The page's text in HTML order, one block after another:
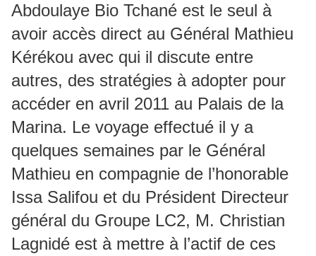
Abdoulaye Bio Tchané est le seul à
avoir accès direct au Général Mathieu
Kérékou avec qui il discute entre
autres, des stratégies à adopter pour
accéder en avril 2011 au Palais de la
Marina. Le voyage effectué il y a
quelques semaines par le Général
Mathieu en compagnie de l’honorable
Issa Salifou et du Président Directeur
général du Groupe LC2, M. Christian
Lagnidé est à mettre à l’actif de ces